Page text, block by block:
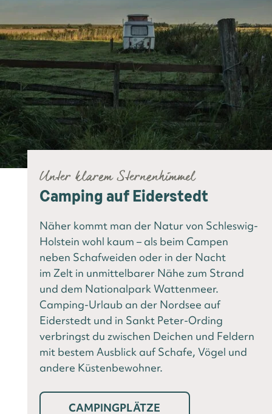
Unter klarem Sternenhimmel
Camping auf Eiderstedt
Näher kommt man der Natur von Schleswig-
Holstein wohl kaum – als beim Campen
neben Schafweiden oder in der Nacht
im Zelt in unmittelbarer Nähe zum Strand
und dem Nationalpark Wattenmeer.
Camping-Urlaub an der Nordsee auf
Eiderstedt und in Sankt Peter-Ording
verbringst du zwischen Deichen und Feldern
mit bestem Ausblick auf Schafe, Vögel und
andere Küstenbewohner.
CAMPINGPLÄTZE